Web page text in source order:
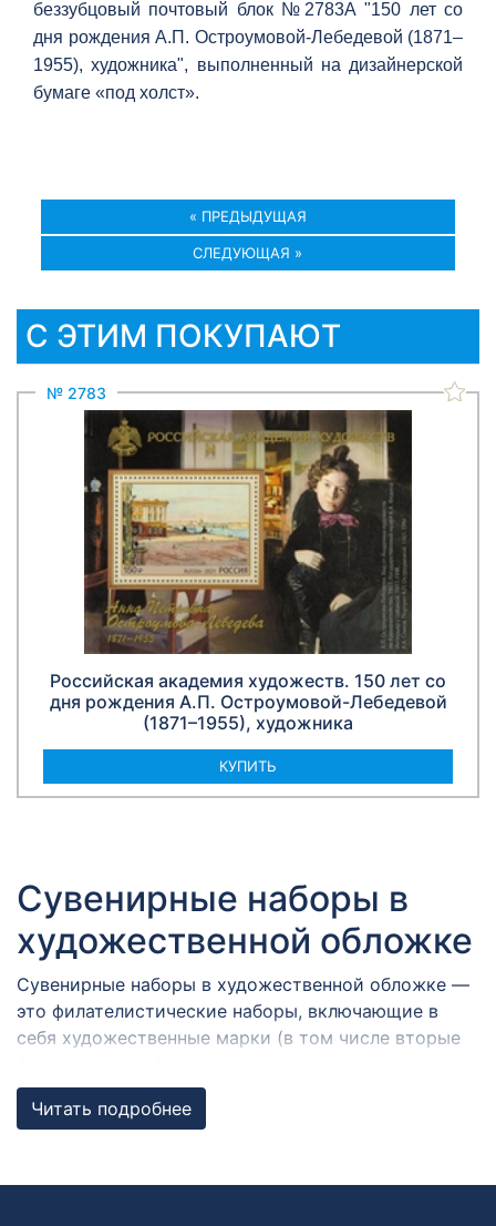
беззубцовый почтовый блок№2783А "150 лет со
дня рождения А.П. Остроумовой-Лебедевой (1871–
1955), художника", выполненный на дизайнерской
бумаге «под холст».
« ПРЕДЫДУЩАЯ
СЛЕДУЮЩАЯ »
С ЭТИМ ПОКУПАЮТ
№ 2783
Российская академия художеств. 150 лет со
дня рождения А.П. Остроумовой-Лебедевой
(1871–1955), художника
КУПИТЬ
Сувенирные наборы в
художественной обложке
Сувенирные наборы в художественной обложке —
это филателистические наборы, включающие в
себя художественные марки (в том числе вторые
гашениями в разных городах России,
объединенные общей темой. Художественная
Читать подробнее